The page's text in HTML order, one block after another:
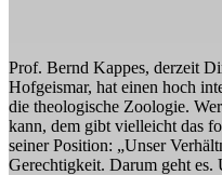
Prof. Bernd Kappes, derzeit
Hofgeismar, hat einen hoch
die theologische Zoologie.
kann, dem gibt vielleicht das
seiner Position: „Unser
Gerechtigkeit. Darum geht es.